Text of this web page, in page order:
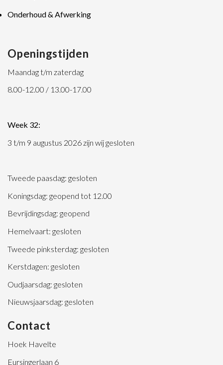
Onderhoud & Afwerking
Openingstijden
Maandag t/m zaterdag
8.00-12.00 / 13.00-17.00
Week 32:
3 t/m 9 augustus 2026 zijn wij gesloten
Tweede paasdag: gesloten
Koningsdag: geopend tot 12.00
Bevrijdingsdag: geopend
Hemelvaart: gesloten
Tweede pinksterdag: gesloten
Kerstdagen: gesloten
Oudjaarsdag: gesloten
Nieuwsjaarsdag: gesloten
Contact
Hoek Havelte
Eursingerlaan 6